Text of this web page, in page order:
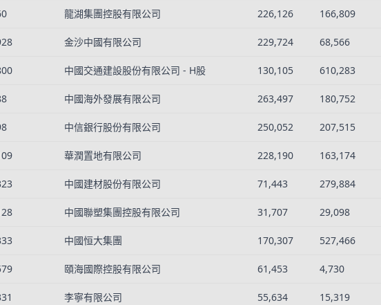
龍湖集團控股有限公司 226,126 166,809
金沙中國有限公司 229,724 68,566
中國交通建設股份有限公司 - H股 130,105 610,283
中國海外發展有限公司 263,497 180,752
中信銀行股份有限公司 250,052 207,515
華潤置地有限公司 228,190 163,174
中國建材股份有限公司 71,443 279,884
中國聯塑集團控股有限公司 31,707 29,098
中國恒大集團 170,307 527,466
頤海國際控股有限公司 61,453 4,730
李寧有限公司 55,634 15,319